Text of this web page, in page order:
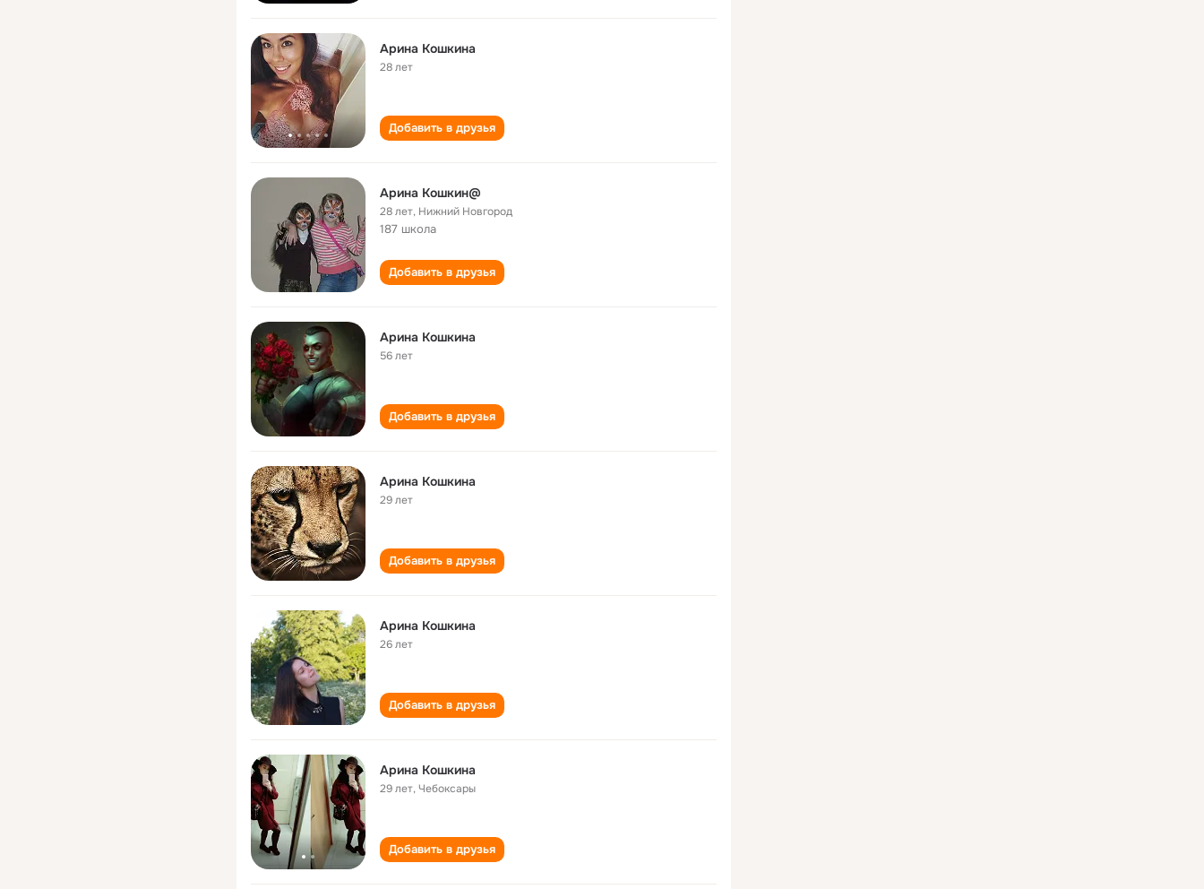
Арина Кошкина
28 лет
Добавить в друзья
Арина Кошкин@
28 лет, Нижний Новгород
187 школа
Добавить в друзья
Арина Кошкина
56 лет
Добавить в друзья
Арина Кошкина
29 лет
Добавить в друзья
Арина Кошкина
26 лет
Добавить в друзья
Арина Кошкина
29 лет,Чебоксары
Добавить в друзья